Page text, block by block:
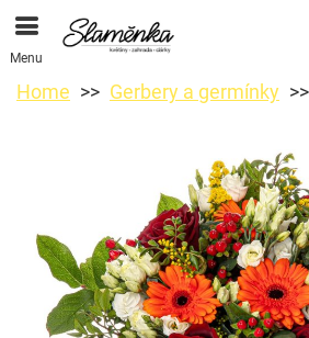
Menu
Home Gerbery a germínky